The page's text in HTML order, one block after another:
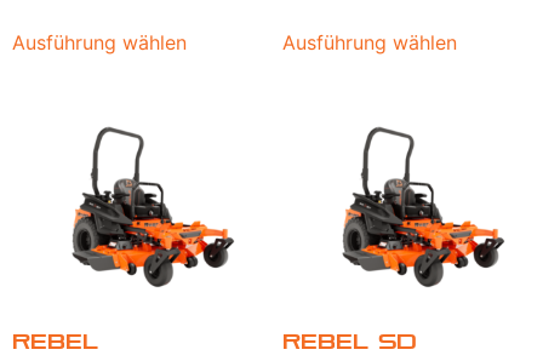
Ausführung wählen Ausführung wählen
Rebel Rebel SD